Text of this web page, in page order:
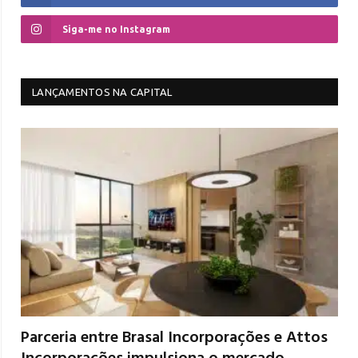
Siga-me no Instagram
LANÇAMENTOS NA CAPITAL
Parceria entre Brasal Incorporações e Attos